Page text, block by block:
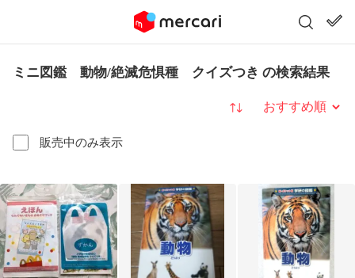
ミニ図鑑 動物/絶滅危惧種 クイズつき の検索結果
販売中のみ表示
並び替え